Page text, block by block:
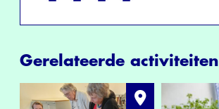
Gerelateerde activiteiten